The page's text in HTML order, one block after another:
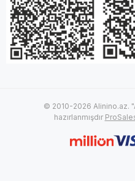
© 2010-2026 Alinino.az.
hazırlanmışdır